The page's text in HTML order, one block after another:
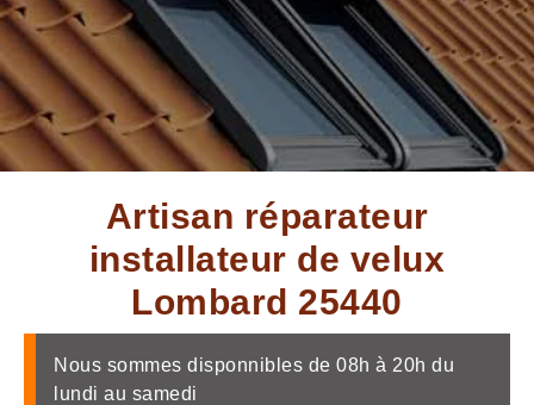
Artisan réparateur
installateur de velux
Lombard 25440
Nous sommes disponnibles de 08h à 20h du
lundi au samedi